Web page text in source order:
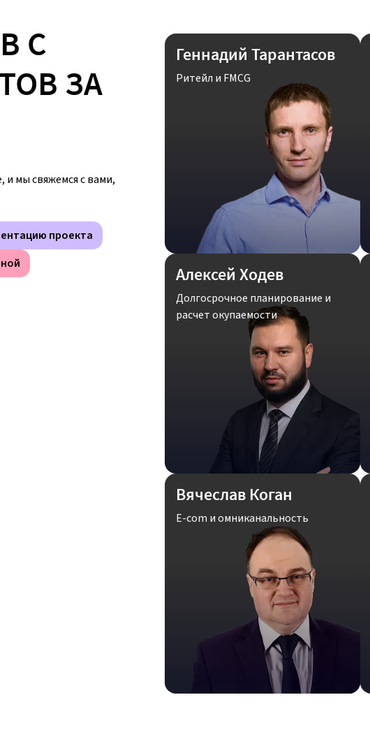
С
ЗА
и мы свяжемся с вами,
проекта
Геннадий Тарантасов
Ритейл и FMCG
Алексей Ходев
Долгосрочное планирование и
расчет окупаемости
Вячеслав Коган
E-com и омниканальность